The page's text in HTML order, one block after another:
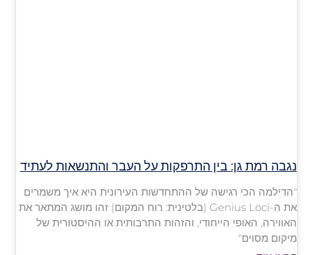
נגבה רמת גן: בין התרפקות על העבר והתנשאות לעתיד
"הדילמה הכי רגישה של ההתחדשות העירונית היא איך משמרים
את ה-Genius Loci (בלטינית: רוח המקום) זהו מושג המתאר את
האווירה, האופי הייחודי, והזהות התרבותית או ההיסטורית של
מיקום מסוים"